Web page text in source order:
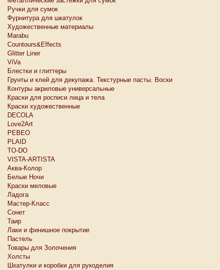
Ручки для сумок
Фурнитура для шкатулок
Художественные материалы
Marabu
Countours&Effects
Glitter Liner
ViVa
Блестки и глиттеры
Грунты и клей для декупажа. Текстурные пасты. Воски
Контуры акриловые универсальные
Краски для росписи лица и тела
Краски художественные
DECOLA
Love2Art
PEBEO
PLAID
TO-DO
VISTA-ARTISTA
Аква-Колор
Белые Ночи
Краски меловые
Ладога
Мастер-Класс
Сонет
Таир
Лаки и финишное покрытие
Пастель
Товары для Золочения
Холсты
Шкатулки и коробки для рукоделия